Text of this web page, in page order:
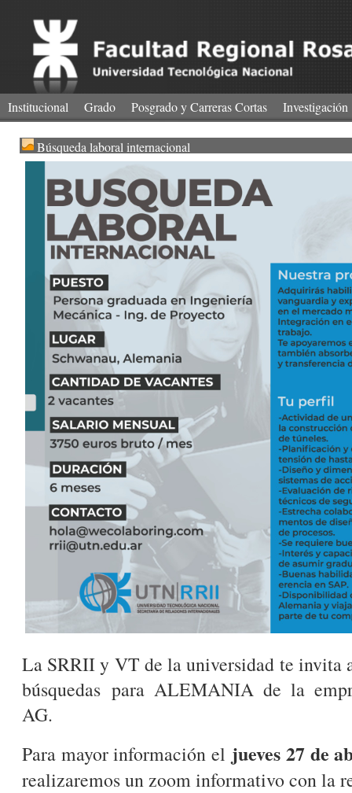
Institucional Grado Posgrado y Carreras Cortas Investigación
Búsqueda laboral internacional
La SRRII y VT de la universidad te invita
búsquedas para ALEMANIA de la
AG.
Para mayor información el jueves 27 de
realizaremos un zoom informativo con la